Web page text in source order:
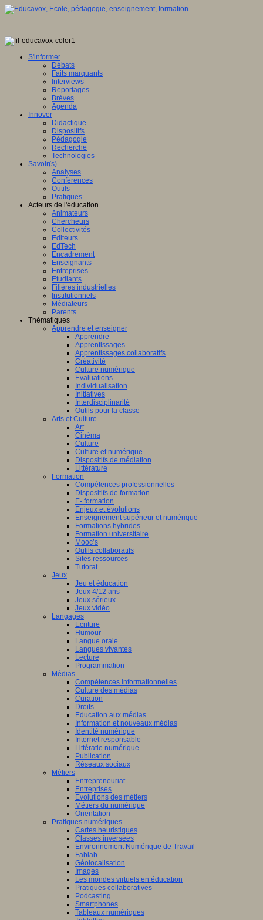
S'informer
Débats
Faits marquants
Interviews
Reportages
Brèves
Agenda
Innover
Didactique
Dispositifs
Pédagogie
Recherche
Technologies
Savoir(s)
Analyses
Conférences
Outils
Pratiques
Acteurs de l'éducation
Animateurs
Chercheurs
Collectivités
Editeurs
EdTech
Encadrement
Enseignants
Entreprises
Etudiants
Filières industrielles
Institutionnels
Médiateurs
Parents
Thématiques
Apprendre et enseigner
Apprendre
Apprentissages
Apprentissages collaboratifs
Créativité
Culture numérique
Evaluations
Individualisation
Initiatives
Interdisciplinarité
Outils pour la classe
Arts et Culture
Art
Cinéma
Culture
Culture et numérique
Dispositifs de médiation
Littérature
Formation
Compétences professionnelles
Dispositifs de formation
E- formation
Enjeux et évolutions
Enseignement supérieur et numérique
Formations hybrides
Formation universitaire
Mooc’s
Outils collaboratifs
Sites ressources
Tutorat
Jeux
Jeu et éducation
Jeux 4/12 ans
Jeux sérieux
Jeux vidéo
Langages
Ecriture
Humour
Langue orale
Langues vivantes
Lecture
Programmation
Médias
Compétences informationnelles
Culture des médias
Curation
Droits
Education aux médias
Information et nouveaux médias
Identité numérique
Internet responsable
Littératie numérique
Publication
Réseaux sociaux
Métiers
Entrepreneuriat
Entreprises
Evolutions des métiers
Métiers du numérique
Orientation
Pratiques numériques
Cartes heuristiques
Classes inversées
Environnement Numérique de Travail
Fablab
Géolocalisation
Images
Les mondes virtuels en éducation
Pratiques collaboratives
Podcasting
Smartphones
Tableaux numériques